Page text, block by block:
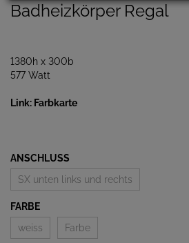
Badheizkörper Regal
1380h x 300b
577 Watt
Link: Farbkarte
ANSCHLUSS
SX unten links und rechts
FARBE
weiss
Farbe